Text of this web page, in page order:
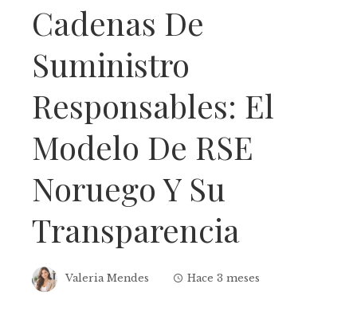
Cadenas De
Suministro
Responsables: El
Modelo De RSE
Noruego Y Su
Transparencia
Valeria Mendes Hace 3 meses